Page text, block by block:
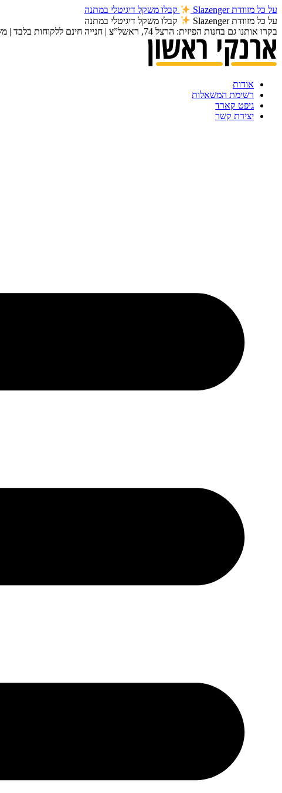
על כל מזוודת Slazenger
קבלו משקל דיגיטלי במתנה
על כל מזוודת Slazenger
קבלו משקל דיגיטלי במתנה
בקרו אותנו גם בחנות הפיזית: הרצל 74, ראשל”צ | חנייה חינם ללקוחות בלבד | משלוחים חינם ברכישה מעל 250 ₪
אודות
רשימת המשאלות
גיפט קארד
יצירת קשר